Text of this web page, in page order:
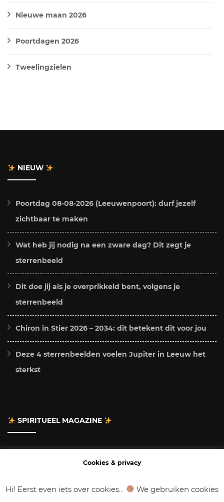
Nieuwe maan 2026
Poortdagen 2026
Tweelingzielen
NIEUW
Poortdag 08-08-2026 (Leeuwenpoort): durf jezelf
zichtbaar te maken
Wat heb jij nodig na een zware dag? Dit zegt je
sterrenbeeld
Dit doe jij als je overprikkeld bent, volgens je
sterrenbeeld
Chiron in Stier 2026 – 2034: dit betekent dit voor jou
Deze 4 sterrenbeelden voelen Jupiter in Leeuw het
sterkst
SPIRITUEEL MAGAZINE
Cookies & privacy
Hi! Eerst even iets over cookies...
We gebruiken cookies